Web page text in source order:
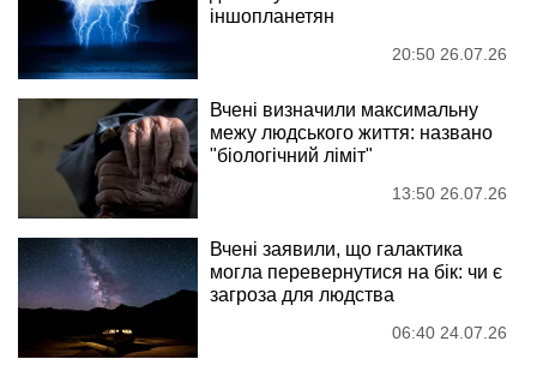
іншопланетян
20:50 26.07.26
Вчені визначили максимальну
межу людського життя: названо
"біологічний ліміт"
13:50 26.07.26
Вчені заявили, що галактика
могла перевернутися на бік: чи є
загроза для людства
06:40 24.07.26